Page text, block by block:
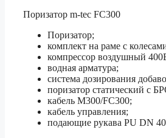
Поризатор m-tec FC300
Поризатор;
комплект на раме с
компрессор воздушный
водная арматура;
система дозирования
поризатор статический с
кабель M300/FC300;
кабель управления;
подающие рукава PU DN